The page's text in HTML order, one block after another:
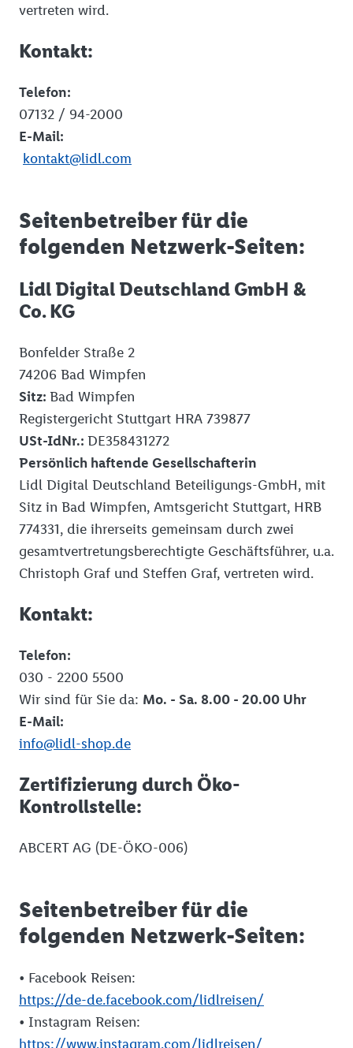
vertreten wird.
Kontakt:
Telefon:
07132 / 94-2000
E-Mail:
kontakt@lidl.com
Seitenbetreiber für die
folgenden Netzwerk-Seiten:
Lidl Digital Deutschland GmbH &
Co. KG
Bonfelder Straße 2
74206 Bad Wimpfen
Sitz: Bad Wimpfen
Registergericht Stuttgart HRA 739877
USt-IdNr.: DE358431272
Persönlich haftende Gesellschafterin
Lidl Digital Deutschland Beteiligungs-GmbH, mit
Sitz in Bad Wimpfen, Amtsgericht Stuttgart, HRB
774331, die ihrerseits gemeinsam durch zwei
gesamtvertretungsberechtigte Geschäftsführer, u.a.
Christoph Graf und Steffen Graf, vertreten wird.
Kontakt:
Telefon:
030 - 2200 5500
Wir sind für Sie da: Mo. - Sa. 8.00 - 20.00 Uhr
E-Mail:
info@lidl-shop.de
Zertifizierung durch Öko-
Kontrollstelle:
ABCERT AG (DE-ÖKO-006)
Seitenbetreiber für die
folgenden Netzwerk-Seiten:
• Facebook Reisen:
https://de-de.facebook.com/lidlreisen/
• Instagram Reisen:
https://www.instagram.com/lidlreisen/